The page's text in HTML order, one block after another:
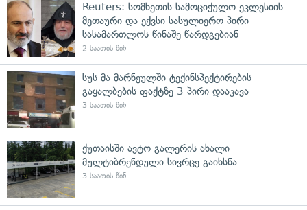
Reuters: სომხეთის სამოციქულო ეკლესიის
მეთაური და ექვსი სასულიერო პირი
სასამართლოს წინაშე წარდგებიან
2 საათის წინ
სუს-მა მარნეულში ტექინსპექტირების
გაყალბების ფაქტზე 3 პირი დააკავა
3 საათის წინ
ქუთაისში ავტო გალერის ახალი
მულტიბრენდული სივრცე გაიხსნა
3 საათის წინ